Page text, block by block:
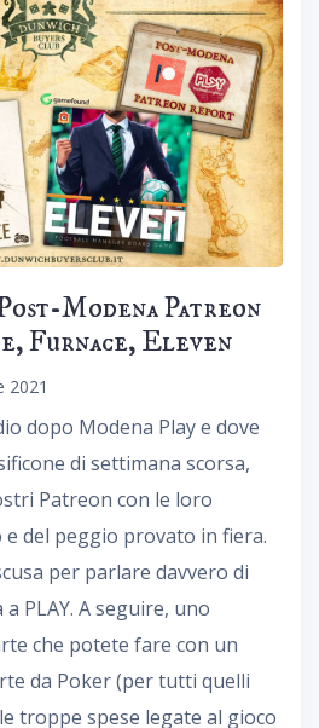
Modena Patreon
Furnace, Eleven
2021
dopo Modena Play e dove
di settimana scorsa,
Patreon con le loro
e del peggio provato in fiera.
per parlare davvero di
PLAY. A seguire, uno
che potete fare con un
da Poker (per tutti quelli
troppe spese legate al gioco